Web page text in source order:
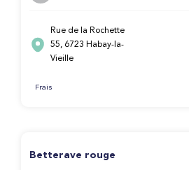
Rue de la Rochette
55, 6723 Habay-la-
Vieille
Frais
Betterave rouge